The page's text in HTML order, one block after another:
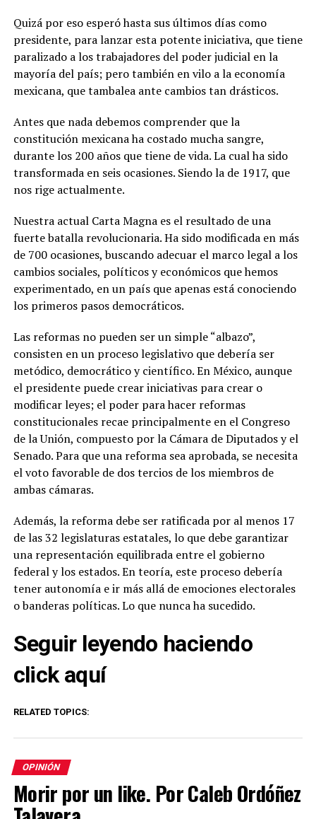
Quizá por eso esperó hasta sus últimos días como
presidente, para lanzar esta potente iniciativa, que tiene
paralizado a los trabajadores del poder judicial en la
mayoría del país; pero también en vilo a la economía
mexicana, que tambalea ante cambios tan drásticos.
Antes que nada debemos comprender que la
constitución mexicana ha costado mucha sangre,
durante los 200 años que tiene de vida. La cual ha sido
transformada en seis ocasiones. Siendo la de 1917, que
nos rige actualmente.
Nuestra actual Carta Magna es el resultado de una
fuerte batalla revolucionaria. Ha sido modificada en más
de 700 ocasiones, buscando adecuar el marco legal a los
cambios sociales, políticos y económicos que hemos
experimentado, en un país que apenas está conociendo
los primeros pasos democráticos.
Las reformas no pueden ser un simple “albazo”,
consisten en un proceso legislativo que debería ser
metódico, democrático y científico. En México, aunque
el presidente puede crear iniciativas para crear o
modificar leyes; el poder para hacer reformas
constitucionales recae principalmente en el Congreso
de la Unión, compuesto por la Cámara de Diputados y el
Senado. Para que una reforma sea aprobada, se necesita
el voto favorable de dos tercios de los miembros de
ambas cámaras.
Además, la reforma debe ser ratificada por al menos 17
de las 32 legislaturas estatales, lo que debe garantizar
una representación equilibrada entre el gobierno
federal y los estados. En teoría, este proceso debería
tener autonomía e ir más allá de emociones electorales
o banderas políticas. Lo que nunca ha sucedido.
Seguir leyendo haciendo
click aquí
RELATED TOPICS:
OPINIÓN
Morir por un like. Por Caleb Ordóñez